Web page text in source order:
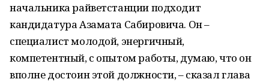
начальника райветстанции подходит
кандидатура Азамата Сабировича. Он –
специалист молодой, энергичный,
компетентный, с опытом работы, думаю, что он
вполне достоин этой должности, – сказал глава